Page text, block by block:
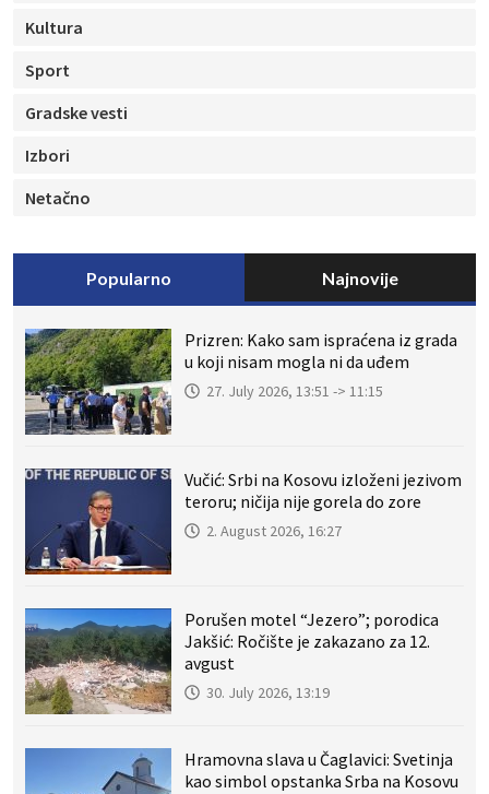
Kultura
Sport
Gradske vesti
Izbori
Netačno
Popularno Najnovije
Prizren: Kako sam ispraćena iz grada
u koji nisam mogla ni da uđem
27. July 2026, 13:51 -> 11:15
Vučić: Srbi na Kosovu izloženi jezivom
teroru; ničija nije gorela do zore
2. August 2026, 16:27
Porušen motel “Jezero”; porodica
Jakšić: Ročište je zakazano za 12.
avgust
30. July 2026, 13:19
Hramovna slava u Čaglavici: Svetinja
kao simbol opstanka Srba na Kosovu